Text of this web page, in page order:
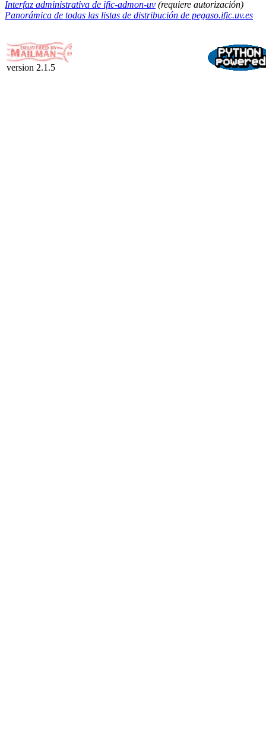
Interfaz administrativa de ific-admon-uv (requiere autorización)
Panorámica de todas las listas de distribución de pegaso.ific.uv.es
version 2.1.5